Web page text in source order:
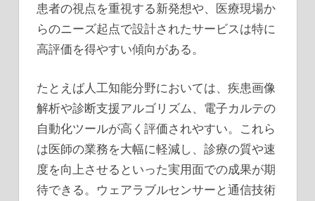
患者の視点を重視する新発想や、医療現場か
らのニーズ起点で設計されたサービスは特に
高評価を得やすい傾向がある。
たとえば人工知能分野においては、疾患画像
解析や診断支援アルゴリズム、電子カルテの
自動化ツールが高く評価されやすい。これら
は医師の業務を大幅に軽減し、診療の質や速
度を向上させるといった実用面での成果が期
待できる。ウェアラブルセンサーと通信技術